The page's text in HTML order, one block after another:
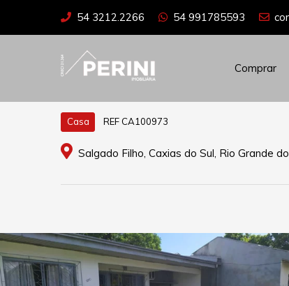
54 3212.2266 54 991785593
Comprar
Casa REF CA100973
Salgado Filho, Caxias do Sul, Rio Grande